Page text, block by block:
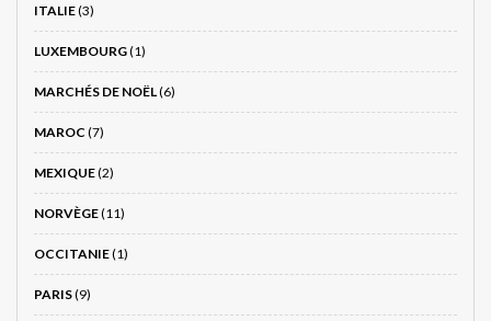
ITALIE(3)
LUXEMBOURG(1)
MARCHÉS DE NOËL(6)
MAROC (7)
MEXIQUE(2)
NORVÈGE(11)
OCCITANIE(1)
PARIS(9)